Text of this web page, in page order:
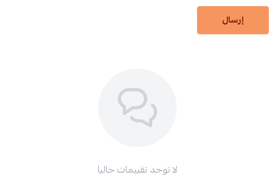
إرسال
لا توجد تقييمات حاليا